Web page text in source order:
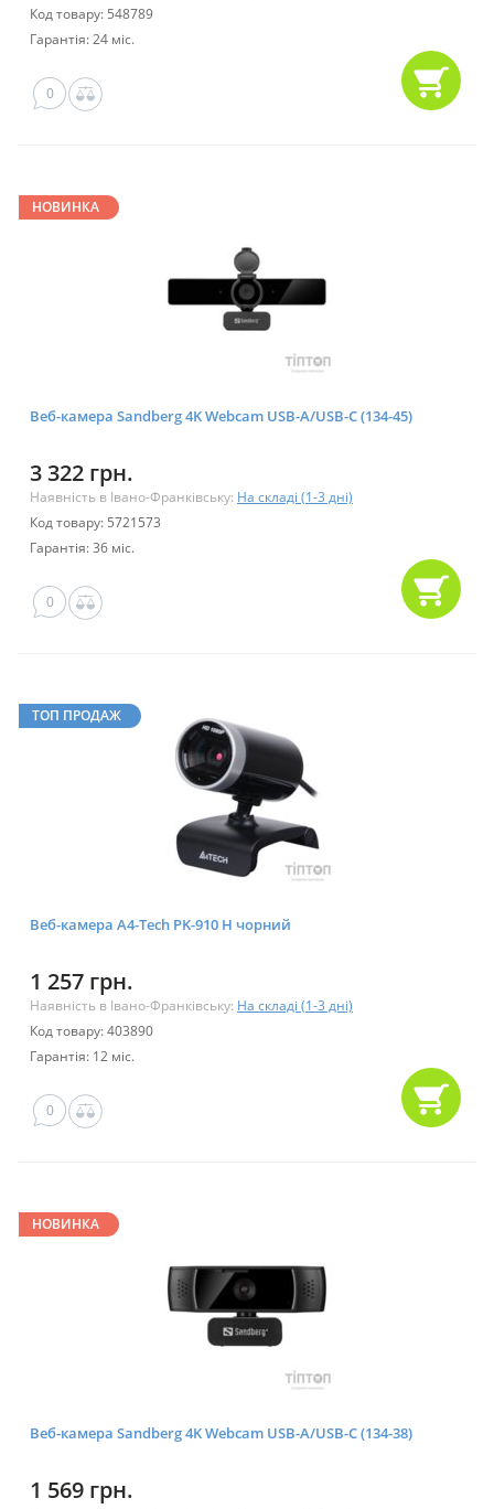
Код товару: 548789
Гарантія: 24 міс.
0
НОВИНКА
Веб-камера Sandberg 4K Webcam USB-A/USB-C (134-45)
3 322 грн.
Наявність в Івано-Франківську: На складі (1-3 дні)
Код товару: 5721573
Гарантія: 36 міс.
0
ТОП ПРОДАЖ
Веб-камера A4-Tech PK-910 Н чорний
1 257 грн.
Наявність в Івано-Франківську: На складі (1-3 дні)
Код товару: 403890
Гарантія: 12 міс.
0
НОВИНКА
Веб-камера Sandberg 4K Webcam USB-A/USB-C (134-38)
1 569 грн.